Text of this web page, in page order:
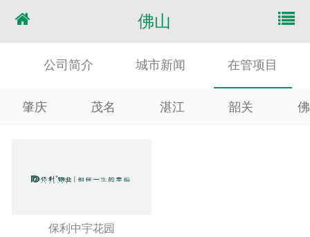
佛山
公司简介 城市新闻 在管项目
肇庆 茂名 湛江 韶关
保利中宇花园